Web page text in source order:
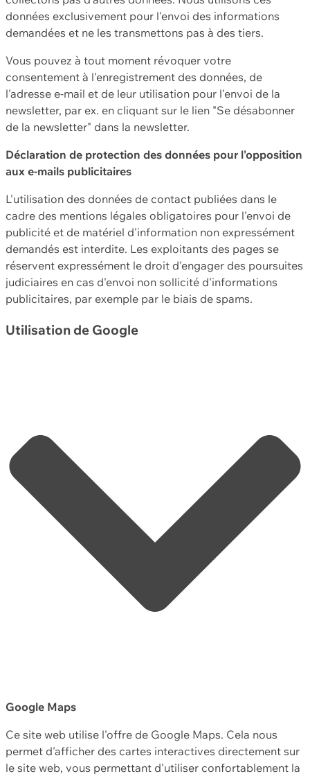
données exclusivement pour l'envoi des informations
demandées et ne les transmettons pas à des tiers.
Vous pouvez à tout moment révoquer votre
consentement à l'enregistrement des données, de
l'adresse e-mail et de leur utilisation pour l'envoi de la
newsletter, par ex. en cliquant sur le lien "Se désabonner
de la newsletter" dans la newsletter.
Déclaration de protection des données pour l'opposition
aux e-mails publicitaires
L'utilisation des données de contact publiées dans le
cadre des mentions légales obligatoires pour l'envoi de
publicité et de matériel d'information non expressément
demandés est interdite. Les exploitants des pages se
réservent expressément le droit d'engager des poursuites
judiciaires en cas d'envoi non sollicité d'informations
publicitaires, par exemple par le biais de spams.
Utilisation de Google
Google Maps
Ce site web utilise l'offre de Google Maps. Cela nous
permet d'afficher des cartes interactives directement sur
le site web, vous permettant d'utiliser confortablement la